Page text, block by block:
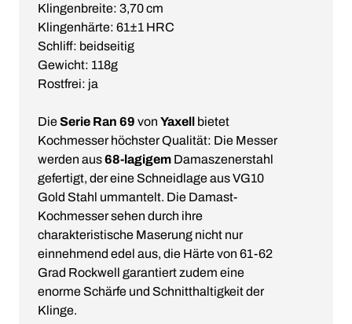
Klingenbreite: 3,70 cm
Klingenhärte: 61±1 HRC
Schliff: beidseitig
Gewicht: 118g
Rostfrei: ja
DieSerie Ran 69 von Yaxell bietet
Kochmesser höchster Qualität: Die Messer
werden aus68-lagigem Damaszenerstahl
gefertigt, der eine Schneidlage aus VG10
Gold Stahl ummantelt. Die Damast-
Kochmesser sehen durch ihre
charakteristische Maserung nicht nur
einnehmend edel aus, die Härte von 61-62
Grad Rockwell garantiert zudem eine
enorme Schärfe und Schnitthaltigkeit der
Klinge.